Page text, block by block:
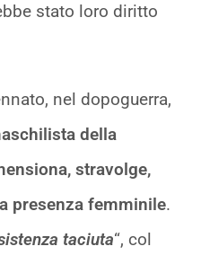
stato loro diritto
nel dopoguerra,
della
stravolge,
presenza femminile.
taciuta“, col